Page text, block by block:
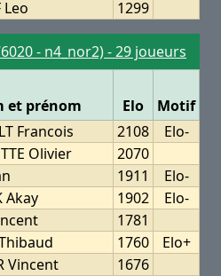
Leo 1299
- n4_nor2) - 29 joueurs
et prénom Elo
Motif
Francois 2108
Elo-
Olivier
2070
1911
Elo-
Akay 1902
Elo-
1781
1760
Elo+
Vincent
1676